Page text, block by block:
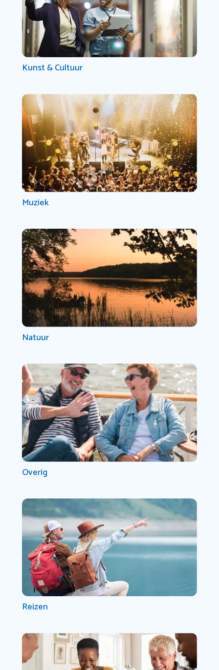
Kunst & Cultuur
Muziek
Natuur
Overig
Reizen